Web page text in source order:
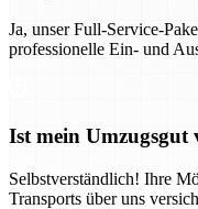
Ja, unser Full-Service-
professionelle Ein- und
Ist mein Umzugsgut
Selbstverständlich! Ihre
Transports über uns